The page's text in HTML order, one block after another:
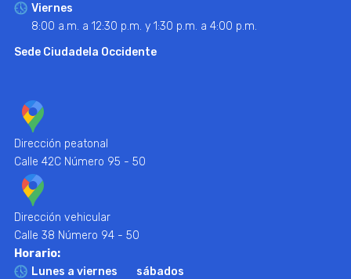
Viernes
8:00 a.m. a 12:30 p.m. y 1:30 p.m. a 4:00 p.m.
Sede Ciudadela Occidente
Dirección peatonal
Calle 42C Número 95 - 50
Dirección vehicular
Calle 38 Número 94 - 50
Horario:
Lunes a viernes
sábados